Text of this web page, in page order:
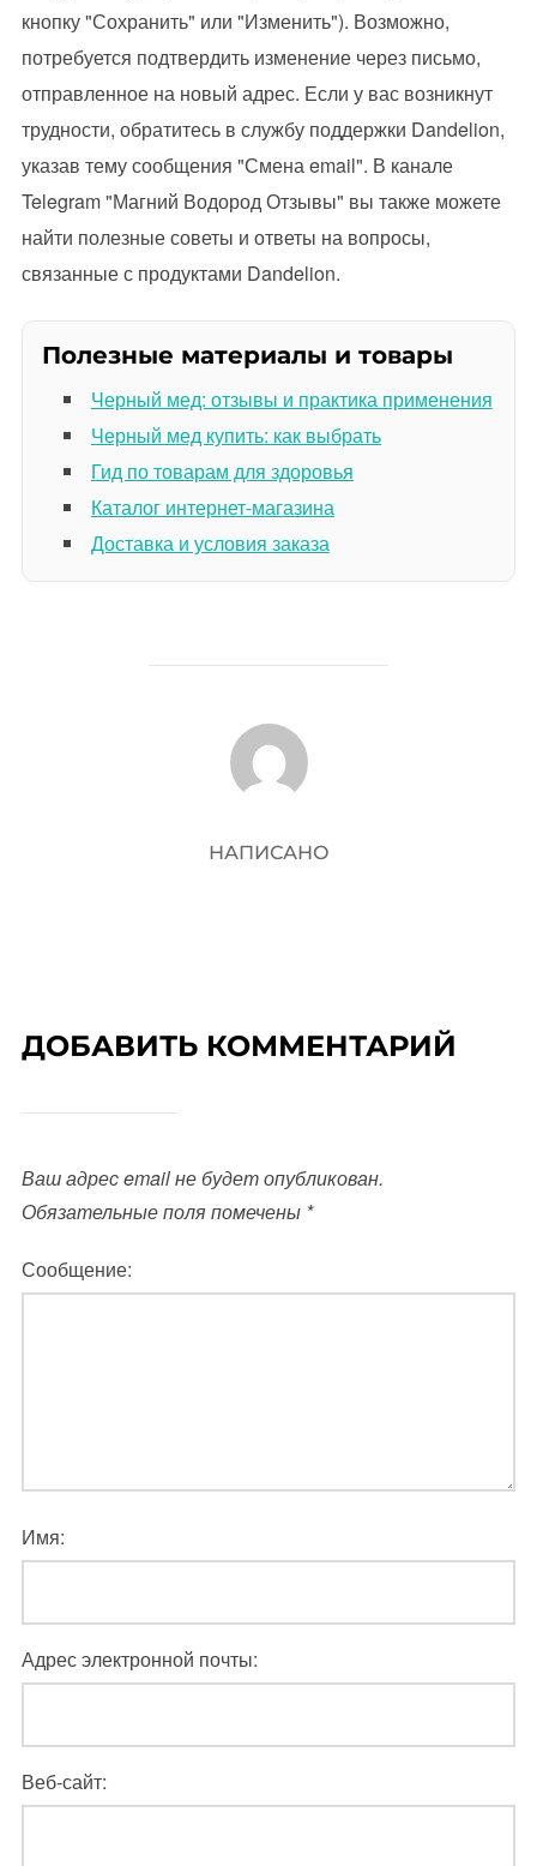
кнопку "Сохранить" или "Изменить"). Возможно,
потребуется подтвердить изменение через письмо,
отправленное на новый адрес. Если у вас возникнут
трудности, обратитесь в службу поддержки Dandelion,
указав тему сообщения "Смена email". В канале
Telegram "Магний Водород Отзывы" вы также можете
найти полезные советы и ответы на вопросы,
связанные с продуктами Dandelion.
Полезные материалы и товары
Черный мед: отзывы и практика применения
Черный мед купить: как выбрать
Гид по товарам для здоровья
Каталог интернет-магазина
Доставка и условия заказа
АВТОР ЗАПИСИ
НАПИСАНО
ДОБАВИТЬ КОММЕНТАРИЙ
Ваш адрес email не будет опубликован.
Обязательные поля помечены *
Сообщение:
Имя:
Адрес электронной почты:
Веб-сайт: